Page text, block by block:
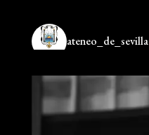
ateneo_de_sevilla